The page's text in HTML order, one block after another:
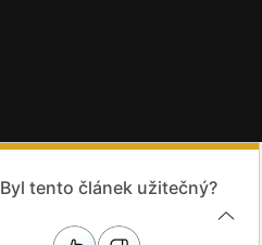
Byl tento článek užitečný?